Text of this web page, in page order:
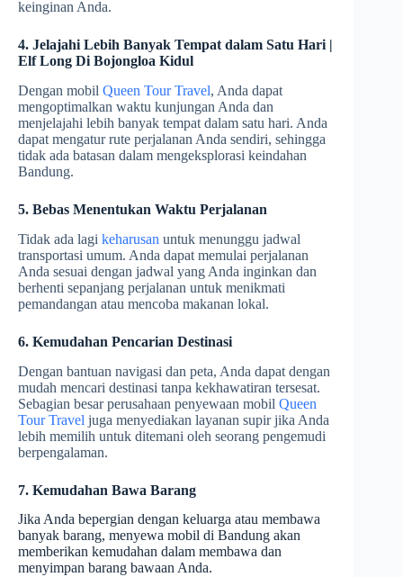
keinginan Anda.
4. Jelajahi Lebih Banyak Tempat dalam Satu Hari |
Elf Long Di Bojongloa Kidul
Dengan mobil Queen Tour Travel, Anda dapat
mengoptimalkan waktu kunjungan Anda dan
menjelajahi lebih banyak tempat dalam satu hari. Anda
dapat mengatur rute perjalanan Anda sendiri, sehingga
tidak ada batasan dalam mengeksplorasi keindahan
Bandung.
5. Bebas Menentukan Waktu Perjalanan
Tidak ada lagi keharusan untuk menunggu jadwal
transportasi umum. Anda dapat memulai perjalanan
Anda sesuai dengan jadwal yang Anda inginkan dan
berhenti sepanjang perjalanan untuk menikmati
pemandangan atau mencoba makanan lokal.
6. Kemudahan Pencarian Destinasi
Dengan bantuan navigasi dan peta, Anda dapat dengan
mudah mencari destinasi tanpa kekhawatiran tersesat.
Sebagian besar perusahaan penyewaan mobil Queen
Tour Travel juga menyediakan layanan supir jika Anda
lebih memilih untuk ditemani oleh seorang pengemudi
berpengalaman.
7. Kemudahan Bawa Barang
Jika Anda bepergian dengan keluarga atau membawa
banyak barang, menyewa mobil di Bandung akan
memberikan kemudahan dalam membawa dan
menyimpan barang bawaan Anda.